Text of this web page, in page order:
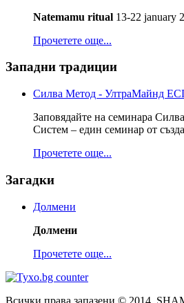
Natemamu ritual 13-22 january
Прочетете още...
Западни традиции
Силва Метод - УлтраМайнд
Заповядайте на семинара
Систем – един семинар от
Прочетете още...
Загадки
Долмени
Долмени
Прочетете още...
Всички права запазени © 2014,